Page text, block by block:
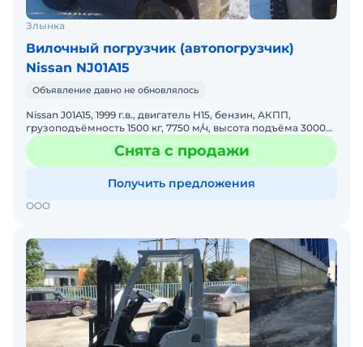
Злынка
Вилочный погрузчик (автопогрузчик)
Nissan NJ01A15
Объявление давно не обновлялось
Nissan J01A15, 1999 г.в., двигатель Н15, бензин, АКПП,
грузоподъёмность 1500 кг, 7750 м/ч, высота подъёма 3000
мм. Брянская обл., г. Злынка, 280000 руб. Торг. W
Снята с продажи
Получить предложения
ООО